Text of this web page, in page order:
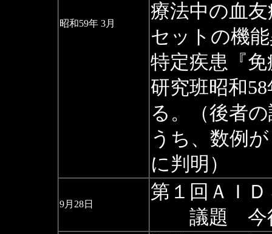
昭和59年 3月
療法中の血
セットの機
特定疾患『
研究班昭和
る。（後者
うち、数例
に判明）
9月28日
第１回ＡＩ
議題 今後